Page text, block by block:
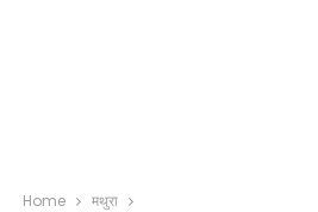
Home मथुरा